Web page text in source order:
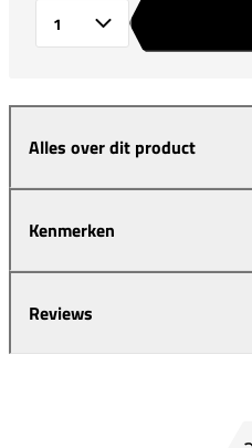
Alles over dit product
Kenmerken
Reviews